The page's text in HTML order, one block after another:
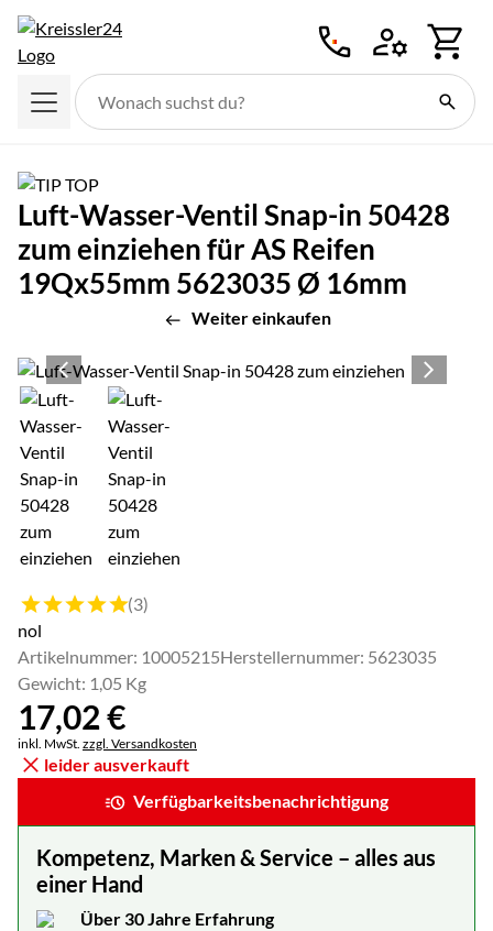
Luft-Wasser-Ventil Snap-in 50428
zum einziehen für AS Reifen
19Qx55mm 5623035 Ø 16mm
Weiter einkaufen
Produktgalerie
Zur Kaufbox springen
Bewertung: 5 von 5 (3 Bewertungen)
(3)
nol
Artikelnummer: 10005215Herstellernummer: 5623035
Gewicht: 1,05 Kg
17,02€
Steuerhinweis:
inkl. MwSt. zzgl. Versandkosten
leider ausverkauft
Verfügbarkeitsbenachrichtigung
Kompetenz, Marken & Service – alles aus
einer Hand
Über 30 Jahre Erfahrung